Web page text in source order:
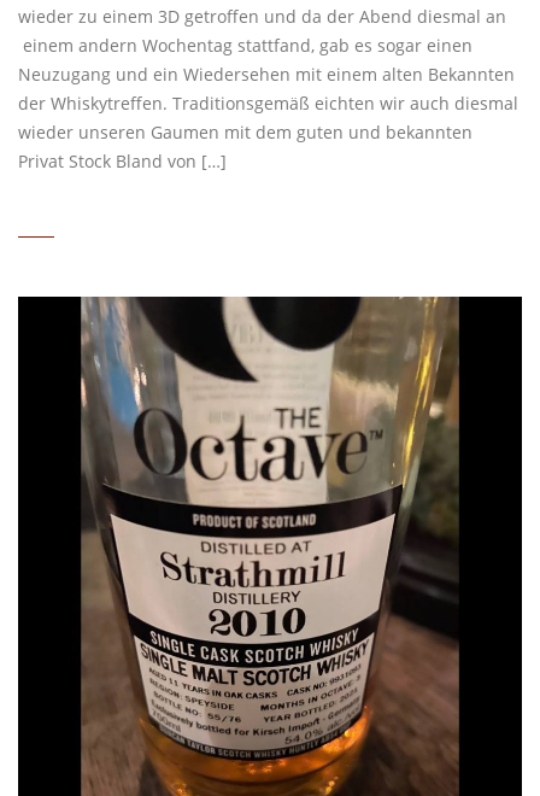
wieder zu einem 3D getroffen und da der Abend diesmal an
einem andern Wochentag stattfand, gab es sogar einen
Neuzugang und ein Wiedersehen mit einem alten Bekannten
der Whiskytreffen. Traditionsgemäß eichten wir auch diesmal
wieder unseren Gaumen mit dem guten und bekannten
Privat Stock Bland von […]